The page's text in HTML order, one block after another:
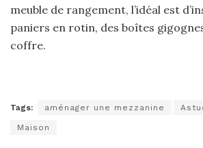
meuble de rangement, l’idéal est
paniers en rotin, des boîtes
coffre.
Tags: aménager une mezzanine
Maison